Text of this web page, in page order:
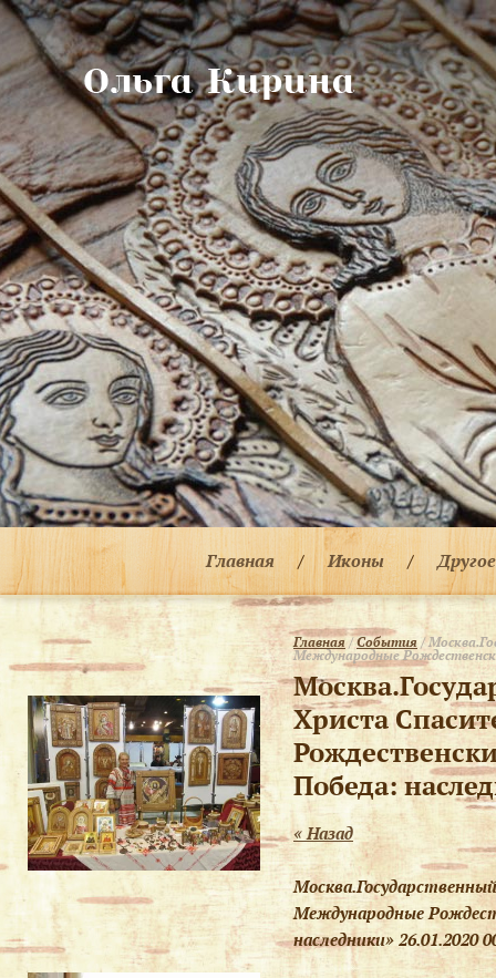
Главная Иконы
Главная / События /
Международные
Христа
Победа:
« Назад
Международные
наследники» 26.01.2020